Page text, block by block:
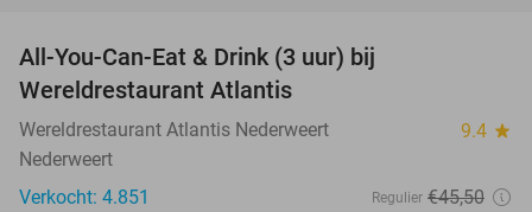
All-You-Can-Eat & Drink (3 uur) bij
Wereldrestaurant Atlantis
Wereldrestaurant Atlantis Nederweert 9.4 star
Nederweert
Verkocht: 4.851
Regulier €45,50